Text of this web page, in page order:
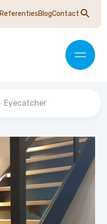
ReferentiesBlogContact
Eyecatcher